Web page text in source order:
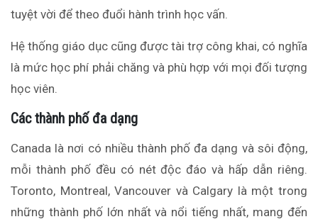
tuyệt vời để theo đuổi hành trình học vấn.
Hệ thống giáo dục cũng được tài trợ công khai, có nghĩa
là mức học phí phải chăng và phù hợp với mọi đối tượng
học viên.
Các thành phố đa dạng
Canada là nơi có nhiều thành phố đa dạng và sôi động,
mỗi thành phố đều có nét độc đáo và hấp dẫn riêng.
Toronto, Montreal, Vancouver và Calgary là một trong
những thành phố lớn nhất và nổi tiếng nhất, mang đến